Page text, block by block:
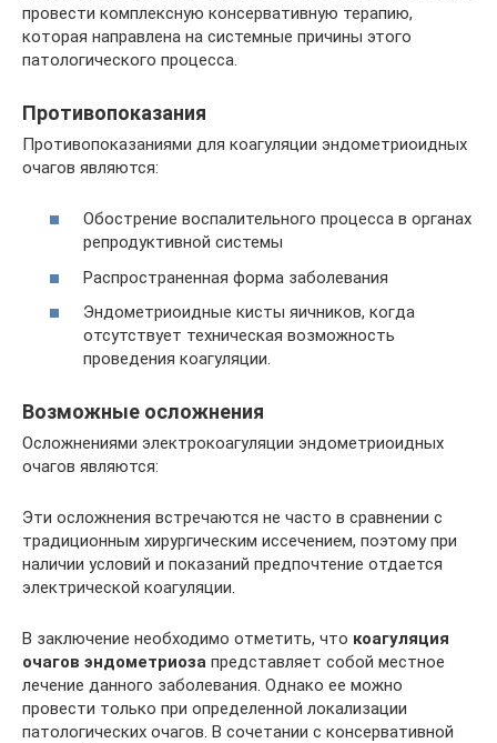
провести комплексную консервативную терапию,
которая направлена на системные причины этого
патологического процесса.
Противопоказания
Противопоказаниями для коагуляции эндометриоидных
очагов являются:
Обострение воспалительного процесса в органах
репродуктивной системы
Распространенная форма заболевания
Эндометриоидные кисты яичников, когда
отсутствует техническая возможность
проведения коагуляции.
Возможные осложнения
Осложнениями электрокоагуляции эндометриоидных
очагов являются:
Эти осложнения встречаются не часто в сравнении с
традиционным хирургическим иссечением, поэтому при
наличии условий и показаний предпочтение отдается
электрической коагуляции.
В заключение необходимо отметить, что коагуляция
очагов эндометриоза представляет собой местное
лечение данного заболевания. Однако ее можно
провести только при определенной локализации
патологических очагов. В сочетании с консервативной